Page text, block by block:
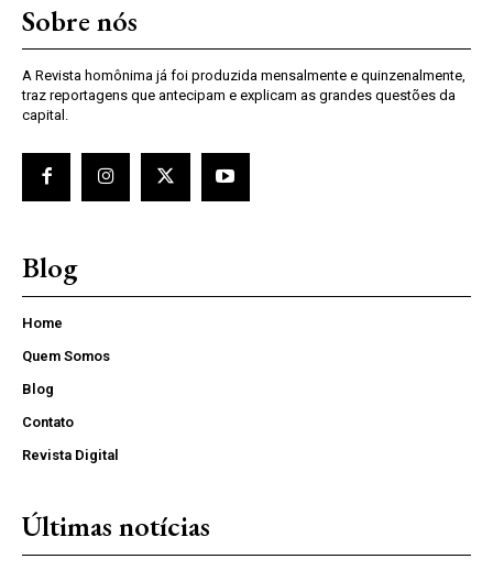
Sobre nós
A Revista homônima já foi produzida mensalmente e quinzenalmente,
traz reportagens que antecipam e explicam as grandes questões da
capital.
Blog
Home
Quem Somos
Blog
Contato
Revista Digital
Últimas notícias